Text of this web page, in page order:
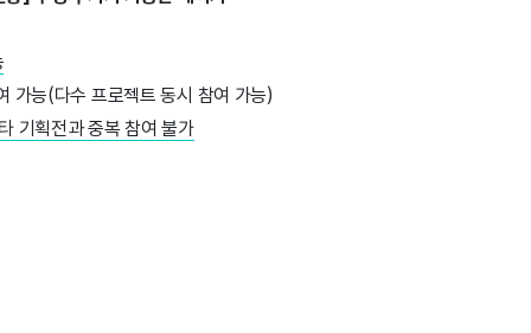
가능(다수 프로젝트 동시 참여 가능)
기획전과 중복 참여 불가